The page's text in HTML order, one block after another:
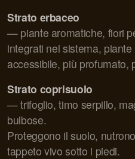
Strato erbaceo
— piante aromatiche, fiori
integrati nel sistema,
accessibile, più profumato,
Strato coprisuolo
— trifoglio, timo serpillo,
bulbose.
Proteggono il suolo,
tappeto vivo sotto i piedi.